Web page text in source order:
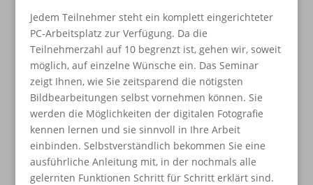
Jedem Teilnehmer steht ein komplett eingerichteter
PC-Arbeitsplatz zur Verfügung. Da die
Teilnehmerzahl auf 10 begrenzt ist, gehen wir, soweit
möglich, auf einzelne Wünsche ein. Das Seminar
zeigt Ihnen, wie Sie zeitsparend die nötigsten
Bildbearbeitungen selbst vornehmen können. Sie
werden die Möglichkeiten der digitalen Fotografie
kennen lernen und sie sinnvoll in Ihre Arbeit
einbinden. Selbstverständlich bekommen Sie eine
ausführliche Anleitung mit, in der nochmals alle
gelernten Funktionen Schritt für Schritt erklärt sind.